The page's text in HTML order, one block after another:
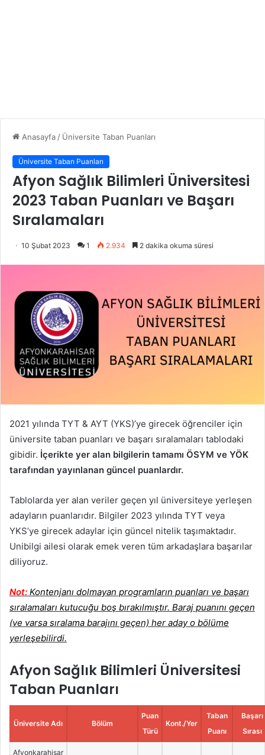
Anasayfa / Üniversite Taban Puanları
Üniversite Taban Puanları
Afyon Sağlık Bilimleri Üniversitesi
2023 Taban Puanları ve Başarı
Sıralamaları
10 Şubat 2023 1 2.934 2 dakika okuma süresi
2021 yılında TYT & AYT (YKS)’ye girecek öğrenciler için
üniversite taban puanları ve başarı sıralamaları tablodaki
gibidir. İçerikte yer alan bilgilerin tamamı ÖSYM ve YÖK
tarafından yayınlanan güncel puanlardır.
Tablolarda yer alan veriler geçen yıl üniversiteye yerleşen
adayların puanlarıdır. Bilgiler 2023 yılında TYT veya
YKS’ye girecek adaylar için güncel nitelik taşımaktadır.
Unibilgi ailesi olarak emek veren tüm arkadaşlara başarılar
diliyoruz.
Not: Kontenjanı dolmayan programların puanları ve başarı
sıralamaları kutucuğu boş bırakılmıştır. Baraj puanını geçen
(ve varsa sıralama barajını geçen) her aday o bölüme
yerleşebilirdi.
Afyon Sağlık Bilimleri Üniversitesi
Taban Puanları
Üniversite Adı Bölüm
Puan
Türü
Kont./Yer
Taban
Puanı
Başarı
Sırası
Afyonkarahisar